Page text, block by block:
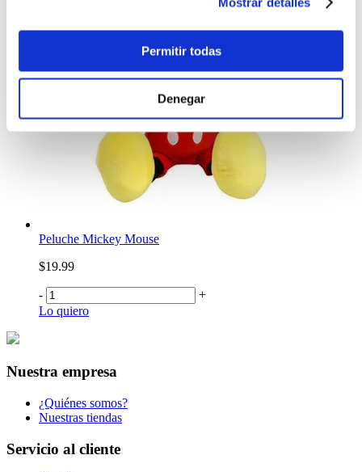
Permitir todas
Denegar
Peluche Mickey Mouse
$19.99
-
+
Lo quiero
Nuestra empresa
¿Quiénes somos?
Nuestras tiendas
Servicio al cliente